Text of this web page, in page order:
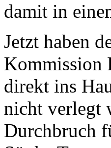
damit in
Jetzt haben
Kommission
direkt ins
nicht verlegt
Durchbruch